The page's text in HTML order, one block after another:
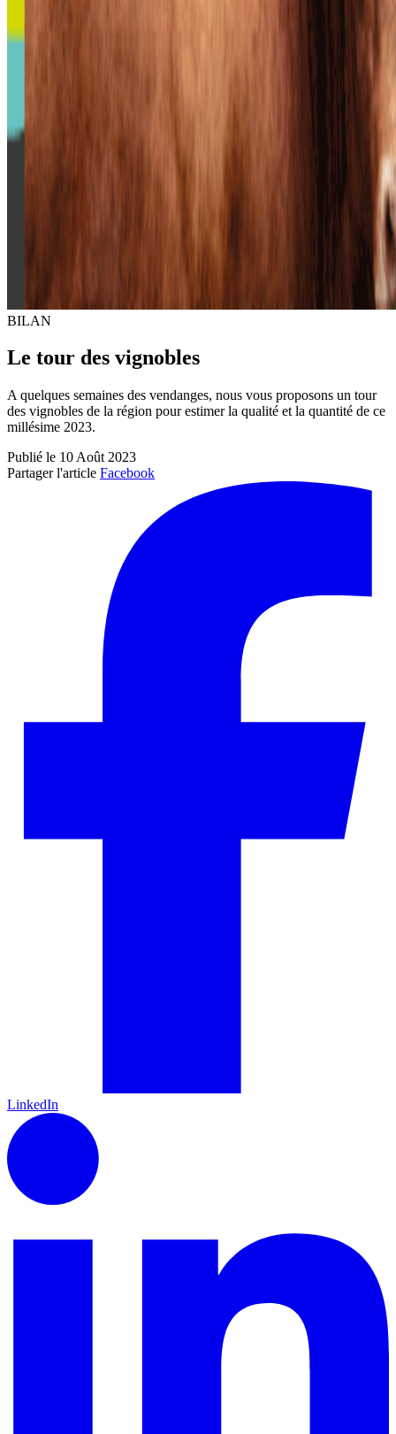
BILAN
Le tour des vignobles
A quelques semaines des vendanges, nous vous proposons un tour
des vignobles de la région pour estimer la qualité et la quantité de ce
millésime 2023.
Publié le 10 Août 2023
Partager l'article Facebook
LinkedIn